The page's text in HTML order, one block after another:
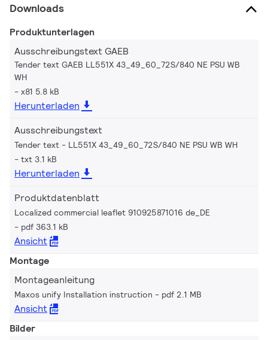
Downloads
Produktunterlagen
Ausschreibungstext GAEB
Tender text GAEB LL551X 43_49_60_72S/840 NE PSU WB
WH
x81 5.8 kB
Herunterladen
Ausschreibungstext
Tender text - LL551X 43_49_60_72S/840 NE PSU WB WH
txt 3.1 kB
Herunterladen
Produktdatenblatt
Localized commercial leaflet 910925871016 de_DE
pdf 363.1 kB
Ansicht
Montage
Montageanleitung
Maxos unify Installation instruction pdf 2.1 MB
Ansicht
Bilder